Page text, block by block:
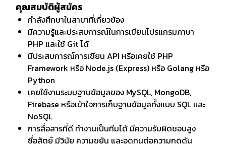
คุณสมบัติผู้สมัคร
กำลังศึกษาในสาขาที่เกี่ยวข้อง
มีความรู้และประสบการณ์ในการเขียนโปรแกรมภาษา
PHP และใช้ Git ได้
มีประสบการณ์การเขียน API หรือเคยใช้ PHP
Framework หรือ Node.js (Express) หรือ Golang หรือ
Python
เคยใช้งานระบบฐานข้อมูลของ MySQL, MongoDB,
Firebase หรือเข้าใจการเก็บฐานข้อมูลทั้งแบบ SQL และ
NoSQL
การสื่อสารที่ดี ทำงานเป็นทีมได้ มีความรับผิดชอบสูง
ซื่อสัตย์ มีวินัย ความขยัน และอดทนต่อความกดดัน